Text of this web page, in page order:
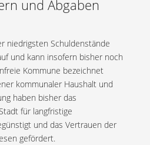
und Abgaben
niedrigsten Schuldenstände
und kann insofern bisher noch
Kommune bezeichnet
kommunaler Haushalt und
haben bisher das
für langfristige
und das Vertrauen der
gefördert.